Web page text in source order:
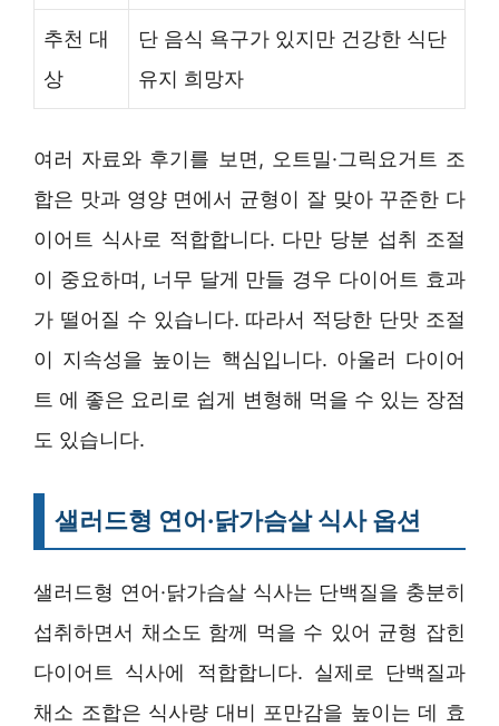
추천 대
상
단 음식 욕구가 있지만 건강한 식단
유지 희망자
여러 자료와 후기를 보면, 오트밀·그릭요거트 조
합은 맛과 영양 면에서 균형이 잘 맞아 꾸준한 다
이어트 식사로 적합합니다. 다만 당분 섭취 조절
이 중요하며, 너무 달게 만들 경우 다이어트 효과
가 떨어질 수 있습니다. 따라서 적당한 단맛 조절
이 지속성을 높이는 핵심입니다. 아울러 다이어
트 에 좋은 요리로 쉽게 변형해 먹을 수 있는 장점
도 있습니다.
샐러드형 연어·닭가슴살 식사 옵션
샐러드형 연어·닭가슴살 식사는 단백질을 충분히
섭취하면서 채소도 함께 먹을 수 있어 균형 잡힌
다이어트 식사에 적합합니다. 실제로 단백질과
채소 조합은 식사량 대비 포만감을 높이는 데 효